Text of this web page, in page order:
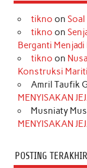
e
b
o
k
t
a
r
a
m
tikno on Soal
tikno on
Berganti
tikno on
Konstruksi
Amril Taufik
MENYISAKAN
Musniaty
MENYISAKAN
POSTING TERAKHIR